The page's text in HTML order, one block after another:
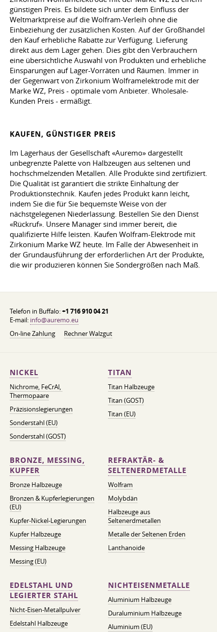
günstigen Preis. Es bildete sich unter dem Einfluss der
Weltmarktpreise auf die Wolfram-Verleih ohne die
Einbeziehung der zusätzlichen Kosten. Auf der Großhandel
den Kauf erhebliche Rabatte zur Verfügung. Lieferung
direkt aus dem Lager gehen. Dies gibt den Verbrauchern
eine übersichtliche Auswahl von Produkten und erhebliche
Einsparungen auf Lager-Vorräten und Räumen. Immer in
der Gegenwart von Zirkonium Wolframelektrode mit der
Marke WZ, Preis - optimale vom Anbieter. Wholesale-
Kunden Preis - ermäßigt.
KAUFEN, GÜNSTIGER PREIS
Im Lagerhaus der Gesellschaft «Auremo» dargestellt
unbegrenzte Palette von Halbzeugen aus seltenen und
hochschmelzenden Metallen. Alle Produkte sind zertifiziert.
Die Qualität ist garantiert die strikte Einhaltung der
Produktionstechnik. Kaufen jedes Produkt kann leicht,
indem Sie die für Sie bequemste Weise von der
nächstgelegenen Niederlassung. Bestellen Sie den Dienst
«Rückruf». Unsere Manager sind immer bereit, die
qualifizierte Hilfe leisten. Kaufen Wolfram-Elektrode mit
Zirkonium Marke WZ heute. Im Falle der Abwesenheit in
der Grundausführung der erforderlichen Art der Produkte,
die wir produzieren können Sie Sondergrößen nach Maß.
Telefon in Buffalo:+1 716 910 04 21
E-mail: info@auremo.eu
On-line Zahlung
Rechner Walzgut
NICKEL
Nichrome, FeСrAl, ​​
Thermopaare
Präzisionslegierungen
Sonderstahl (EU)
Sonderstahl (GOST)
TITAN
Titan Halbzeuge
Titan (GOST)
Titan (EU)
BRONZE, MESSING,
KUPFER
Bronze Halbzeuge
Bronzen & Kupferlegierungen
(EU)
Kupfer-Nickel-Legierungen
Kupfer Halbzeuge
Messing Halbzeuge
Messing (EU)
REFRAKTÄR- &
SELTENERDMETALLE
Wolfram
Molybdän
Halbzeuge aus
Seltenerdmetallen
Metalle der Seltenen Erden
Lanthanoide
EDELSTAHL UND
LEGIERTER STAHL
Nicht-Eisen-Metallpulver
Edelstahl Halbzeuge
NICHTEISENMETALLE
Aluminium Halbzeuge
Duraluminium Halbzeuge
Aluminium (EU)